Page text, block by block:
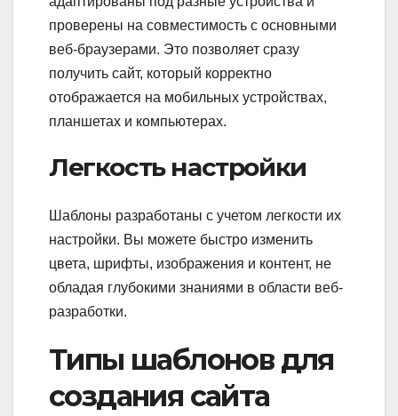
проверены на совместимость с основными
веб-браузерами. Это позволяет сразу
получить сайт, который корректно
отображается на мобильных устройствах,
планшетах и компьютерах.
Легкость настройки
Шаблоны разработаны с учетом легкости их
настройки. Вы можете быстро изменить
цвета, шрифты, изображения и контент, не
обладая глубокими знаниями в области веб-
разработки.
Типы шаблонов для
создания сайта